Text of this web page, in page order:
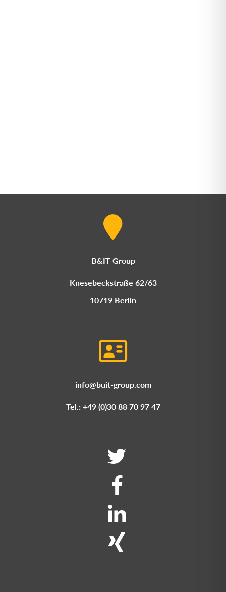
B&IT Group
Knesebeckstraße 62/63
10719 Berlin
info@buit-group.com
Tel.: +49 (0)30 88 70 97 47